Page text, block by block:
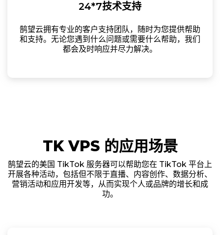
24*7技术支持
鹄望云拥有专业的客户支持团队，随时为您提供帮助
和支持。无论您遇到什么问题或需要什么帮助，我们
都会及时响应并尽力解决。
TK VPS 的应用场景
鹄望云的美国 TikTok 服务器可以帮助您在 TikTok 平台上
开展各种活动，包括但不限于直播、内容创作、数据分析、
营销活动和应用开发等，从而实现个人或品牌的增长和成
功。